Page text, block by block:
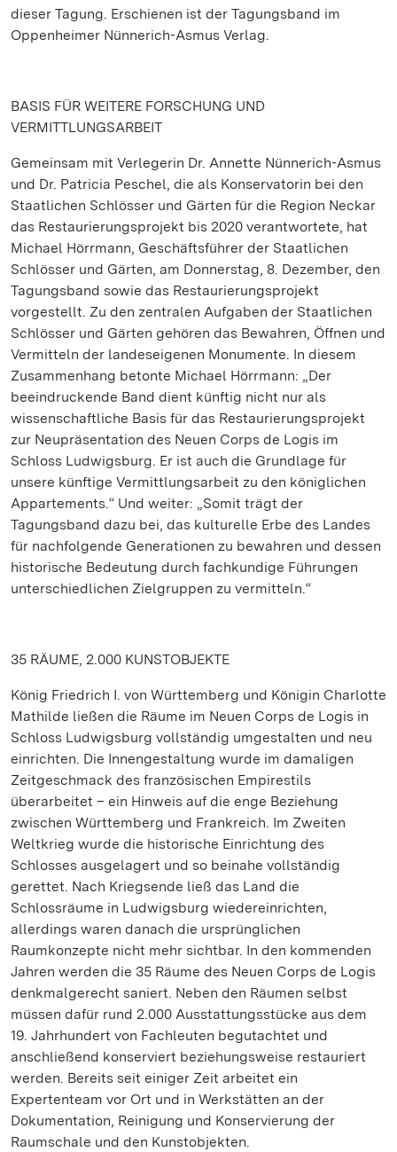
dieser Tagung. Erschienen ist der Tagungsband im
Oppenheimer Nünnerich-Asmus Verlag.
BASIS FÜR WEITERE FORSCHUNG UND
VERMITTLUNGSARBEIT
Gemeinsam mit Verlegerin Dr. Annette Nünnerich-Asmus
und Dr. Patricia Peschel, die als Konservatorin bei den
Staatlichen Schlösser und Gärten für die Region Neckar
das Restaurierungsprojekt bis 2020 verantwortete, hat
Michael Hörrmann, Geschäftsführer der Staatlichen
Schlösser und Gärten, am Donnerstag, 8. Dezember, den
Tagungsband sowie das Restaurierungsprojekt
vorgestellt. Zu den zentralen Aufgaben der Staatlichen
Schlösser und Gärten gehören das Bewahren, Öffnen und
Vermitteln der landeseigenen Monumente. In diesem
Zusammenhang betonte Michael Hörrmann: „Der
beeindruckende Band dient künftig nicht nur als
wissenschaftliche Basis für das Restaurierungsprojekt
zur Neupräsentation des Neuen Corps de Logis im
Schloss Ludwigsburg. Er ist auch die Grundlage für
unsere künftige Vermittlungsarbeit zu den königlichen
Appartements.“ Und weiter: „Somit trägt der
Tagungsband dazu bei, das kulturelle Erbe des Landes
für nachfolgende Generationen zu bewahren und dessen
historische Bedeutung durch fachkundige Führungen
unterschiedlichen Zielgruppen zu vermitteln.“
35 RÄUME, 2.000 KUNSTOBJEKTE
König Friedrich I. von Württemberg und Königin Charlotte
Mathilde ließen die Räume im Neuen Corps de Logis in
Schloss Ludwigsburg vollständig umgestalten und neu
einrichten. Die Innengestaltung wurde im damaligen
Zeitgeschmack des französischen Empirestils
überarbeitet – ein Hinweis auf die enge Beziehung
zwischen Württemberg und Frankreich. Im Zweiten
Weltkrieg wurde die historische Einrichtung des
Schlosses ausgelagert und so beinahe vollständig
gerettet. Nach Kriegsende ließ das Land die
Schlossräume in Ludwigsburg wiedereinrichten,
allerdings waren danach die ursprünglichen
Raumkonzepte nicht mehr sichtbar. In den kommenden
Jahren werden die 35 Räume des Neuen Corps de Logis
denkmalgerecht saniert. Neben den Räumen selbst
müssen dafür rund 2.000 Ausstattungsstücke aus dem
19. Jahrhundert von Fachleuten begutachtet und
anschließend konserviert beziehungsweise restauriert
werden. Bereits seit einiger Zeit arbeitet ein
Expertenteam vor Ort und in Werkstätten an der
Dokumentation, Reinigung und Konservierung der
Raumschale und den Kunstobjekten.